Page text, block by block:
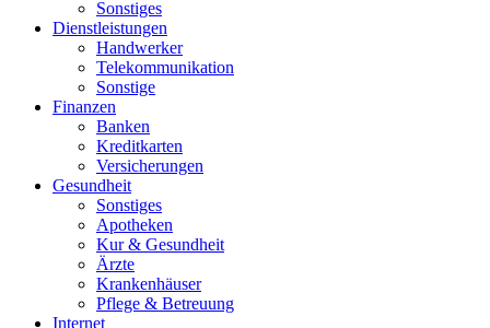
Sonstiges
Dienstleistungen
Handwerker
Telekommunikation
Sonstige
Finanzen
Banken
Kreditkarten
Versicherungen
Gesundheit
Sonstiges
Apotheken
Kur & Gesundheit
Ärzte
Krankenhäuser
Pflege & Betreuung
Internet